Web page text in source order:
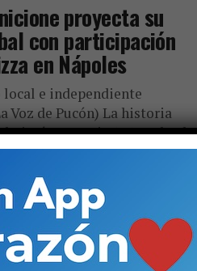
proyecta su
con participación
en Nápoles
e independiente
Voz de Pucón) La historia
Simón Naranjo (32) acaba de